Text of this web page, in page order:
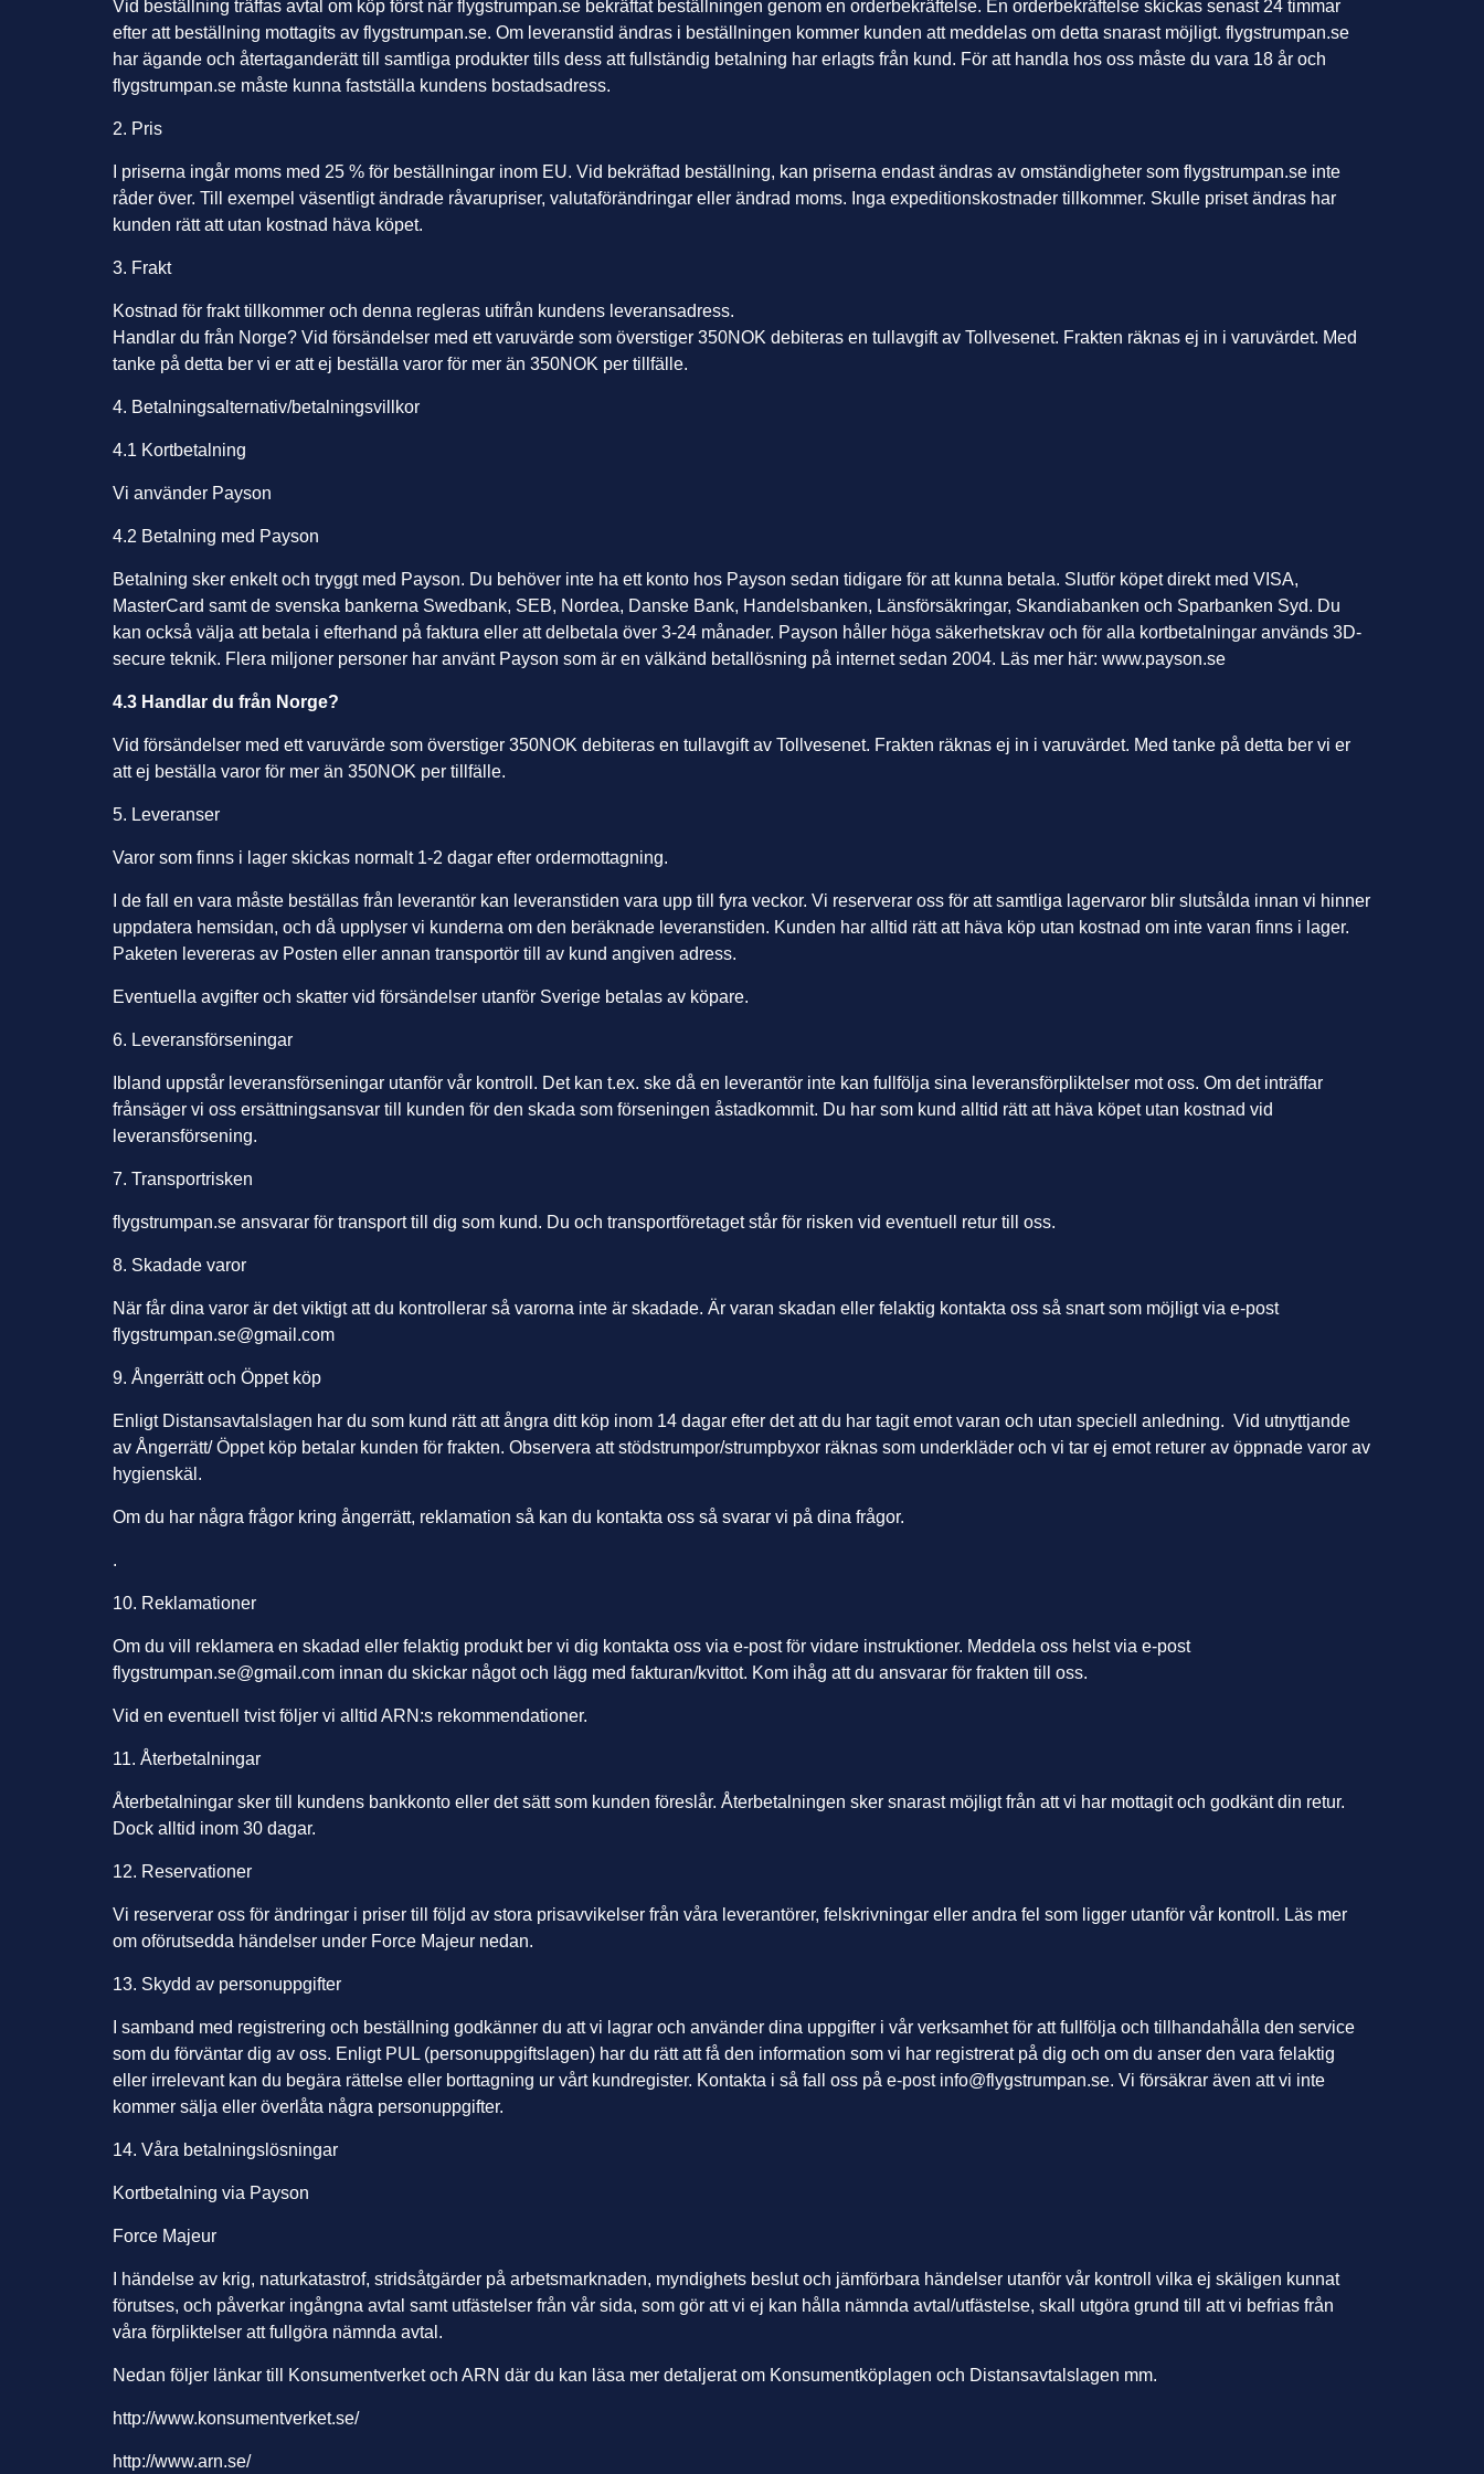
Vid beställning träffas avtal om köp först när flygstrumpan.se bekräftat beställningen genom en orderbekräftelse. En orderbekräftelse skickas senast 24 timmar
efter att beställning mottagits av flygstrumpan.se. Om leveranstid ändras i beställningen kommer kunden att meddelas om detta snarast möjligt. flygstrumpan.se
har ägande och återtaganderätt till samtliga produkter tills dess att fullständig betalning har erlagts från kund. För att handla hos oss måste du vara 18 år och
flygstrumpan.se måste kunna fastställa kundens bostadsadress.
2. Pris
I priserna ingår moms med 25 % för beställningar inom EU. Vid bekräftad beställning, kan priserna endast ändras av omständigheter som flygstrumpan.se inte
råder över. Till exempel väsentligt ändrade råvarupriser, valutaförändringar eller ändrad moms. Inga expeditionskostnader tillkommer. Skulle priset ändras har
kunden rätt att utan kostnad häva köpet.
3. Frakt
Kostnad för frakt tillkommer och denna regleras utifrån kundens leveransadress.
Handlar du från Norge? Vid försändelser med ett varuvärde som överstiger 350NOK debiteras en tullavgift av Tollvesenet. Frakten räknas ej in i varuvärdet. Med
tanke på detta ber vi er att ej beställa varor för mer än 350NOK per tillfälle.
4. Betalningsalternativ/betalningsvillkor
4.1 Kortbetalning
Vi använder Payson
4.2 Betalning med Payson
Betalning sker enkelt och tryggt med Payson. Du behöver inte ha ett konto hos Payson sedan tidigare för att kunna betala. Slutför köpet direkt med VISA,
MasterCard samt de svenska bankerna Swedbank, SEB, Nordea, Danske Bank, Handelsbanken, Länsförsäkringar, Skandiabanken och Sparbanken Syd. Du
kan också välja att betala i efterhand på faktura eller att delbetala över 3-24 månader. Payson håller höga säkerhetskrav och för alla kortbetalningar används 3D-
secure teknik. Flera miljoner personer har använt Payson som är en välkänd betallösning på internet sedan 2004. Läs mer här: www.payson.se
4.3 Handlar du från Norge?
Vid försändelser med ett varuvärde som överstiger 350NOK debiteras en tullavgift av Tollvesenet. Frakten räknas ej in i varuvärdet. Med tanke på detta ber vi er
att ej beställa varor för mer än 350NOK per tillfälle.
5. Leveranser
Varor som finns i lager skickas normalt 1-2 dagar efter ordermottagning.
I de fall en vara måste beställas från leverantör kan leveranstiden vara upp till fyra veckor. Vi reserverar oss för att samtliga lagervaror blir slutsålda innan vi hinner
uppdatera hemsidan, och då upplyser vi kunderna om den beräknade leveranstiden. Kunden har alltid rätt att häva köp utan kostnad om inte varan finns i lager.
Paketen levereras av Posten eller annan transportör till av kund angiven adress.
Eventuella avgifter och skatter vid försändelser utanför Sverige betalas av köpare.
6. Leveransförseningar
Ibland uppstår leveransförseningar utanför vår kontroll. Det kan t.ex. ske då en leverantör inte kan fullfölja sina leveransförpliktelser mot oss. Om det inträffar
frånsäger vi oss ersättningsansvar till kunden för den skada som förseningen åstadkommit. Du har som kund alltid rätt att häva köpet utan kostnad vid
leveransförsening.
7. Transportrisken
flygstrumpan.se ansvarar för transport till dig som kund. Du och transportföretaget står för risken vid eventuell retur till oss.
8. Skadade varor
När får dina varor är det viktigt att du kontrollerar så varorna inte är skadade. Är varan skadan eller felaktig kontakta oss så snart som möjligt via e-post
flygstrumpan.se@gmail.com
9. Ångerrätt och Öppet köp
Enligt Distansavtalslagen har du som kund rätt att ångra ditt köp inom 14 dagar efter det att du har tagit emot varan och utan speciell anledning. Vid utnyttjande
av Ångerrätt/ Öppet köp betalar kunden för frakten. Observera att stödstrumpor/strumpbyxor räknas som underkläder och vi tar ej emot returer av öppnade varor av
hygienskäl.
Om du har några frågor kring ångerrätt, reklamation så kan du kontakta oss så svarar vi på dina frågor.
.
10. Reklamationer
Om du vill reklamera en skadad eller felaktig produkt ber vi dig kontakta oss via e-post för vidare instruktioner. Meddela oss helst via e-post
flygstrumpan.se@gmail.com innan du skickar något och lägg med fakturan/kvittot. Kom ihåg att du ansvarar för frakten till oss.
Vid en eventuell tvist följer vi alltid ARN:s rekommendationer.
11. Återbetalningar
Återbetalningar sker till kundens bankkonto eller det sätt som kunden föreslår. Återbetalningen sker snarast möjligt från att vi har mottagit och godkänt din retur.
Dock alltid inom 30 dagar.
12. Reservationer
Vi reserverar oss för ändringar i priser till följd av stora prisavvikelser från våra leverantörer, felskrivningar eller andra fel som ligger utanför vår kontroll. Läs mer
om oförutsedda händelser under Force Majeur nedan.
13. Skydd av personuppgifter
I samband med registrering och beställning godkänner du att vi lagrar och använder dina uppgifter i vår verksamhet för att fullfölja och tillhandahålla den service
som du förväntar dig av oss. Enligt PUL (personuppgiftslagen) har du rätt att få den information som vi har registrerat på dig och om du anser den vara felaktig
eller irrelevant kan du begära rättelse eller borttagning ur vårt kundregister. Kontakta i så fall oss på e-post info@flygstrumpan.se. Vi försäkrar även att vi inte
kommer sälja eller överlåta några personuppgifter.
14. Våra betalningslösningar
Kortbetalning via Payson
Force Majeur
I händelse av krig, naturkatastrof, stridsåtgärder på arbetsmarknaden, myndighets beslut och jämförbara händelser utanför vår kontroll vilka ej skäligen kunnat
förutses, och påverkar ingångna avtal samt utfästelser från vår sida, som gör att vi ej kan hålla nämnda avtal/utfästelse, skall utgöra grund till att vi befrias från
våra förpliktelser att fullgöra nämnda avtal.
Nedan följer länkar till Konsumentverket och ARN där du kan läsa mer detaljerat om Konsumentköplagen och Distansavtalslagen mm.
http://www.konsumentverket.se/
http://www.arn.se/